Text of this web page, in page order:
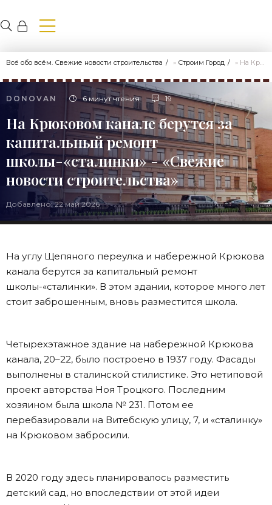
Всё обо всём. Свежие новости строительства » Строим Город » На Крюковом канале берутся за капитальный ремонт школы-«сталинки» - «Свежие новости строительства»
DONOVAN 6 минут чтения 19
На Крюковом канале берутся за
капитальный ремонт
школы-«сталинки» - «Свежие
новости строительства»
Добавлено: 22 май 2026
На углу Щепяного переулка и набережной Крюкова
канала берутся за капитальный ремонт
школы-«сталинки». В этом здании, которое много лет
стоит заброшенным, вновь разместится школа.
Четырехэтажное здание на набережной Крюкова
канала, 20–22, было построено в 1937 году. Фасады
выполнены в сталинской стилистике. Это нетиповой
проект авторства Ноя Троцкого. Последним
хозяином была школа № 231. Потом ее
перебазировали на Витебскую улицу, 7, и «сталинку»
на Крюковом забросили.
В 2020 году здесь планировалось разместить
детский сад, но впоследствии от этой идеи